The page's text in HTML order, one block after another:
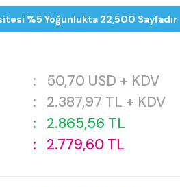
%5 Yoğunlukta 22,500 Sayfadır
: 50,70 USD + KDV
: 2.387,97 TL + KDV
: 2.865,56 TL
: 2.779,60 TL